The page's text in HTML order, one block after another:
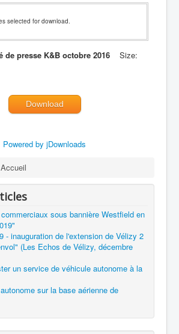
selected for download.
de presse K&B octobre 2016 Size:
Download
Powered by jDownloads
Accueil
sous bannière Westfield en
- inauguration de l'extension de Vélizy 2
(Les Echos de Vélizy, décembre
un service de véhicule autonome à la
sur la base aérienne de